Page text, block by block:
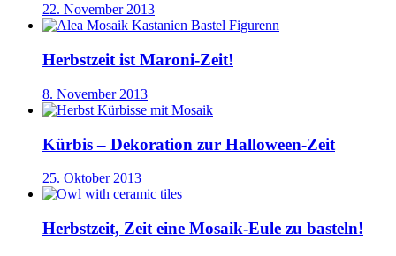
22. November 2013
Herbstzeit ist Maroni-Zeit!
8. November 2013
Kürbis – Dekoration zur Halloween-Zeit
25. Oktober 2013
Herbstzeit, Zeit eine Mosaik-Eule zu basteln!